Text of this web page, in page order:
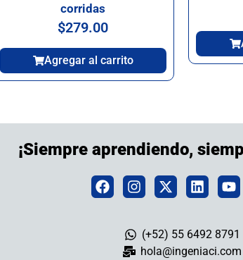
corridas
$279.00
Agregar al carrito
¡Siempre aprendiendo,
(+52) 55 6492 8791
hola@ingeniaci.com